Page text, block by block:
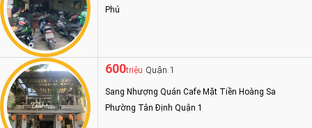
Phú
600triệu Quận 1
Sang Nhượng Quán Cafe Mặt Tiền Hoàng Sa
Phường Tân Định Quận 1